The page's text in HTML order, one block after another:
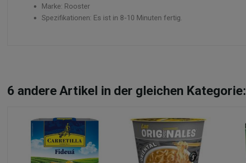
Marke: Rooster
Spezifikationen: Es ist in 8-10 Minuten fertig.
6 andere Artikel in der gleichen Kategorie: